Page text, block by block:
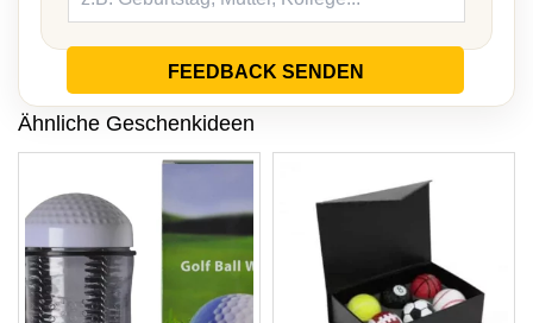
FEEDBACK SENDEN
Ähnliche Geschenkideen